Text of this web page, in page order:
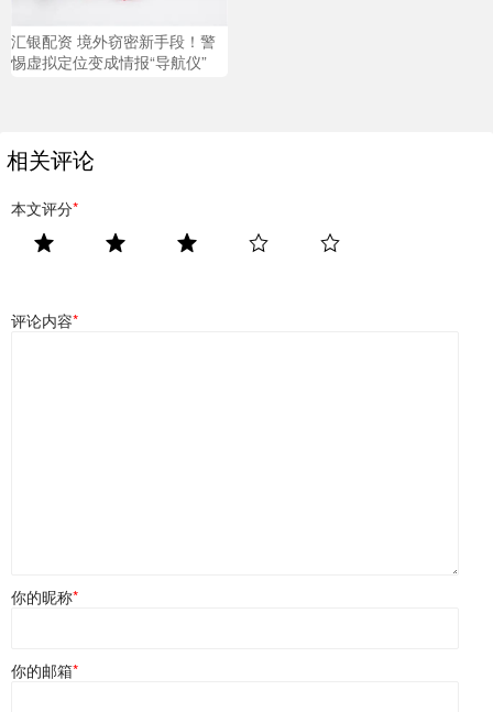
汇银配资 境外窃密新手段！警
惕虚拟定位变成情报“导航仪”
相关评论
本文评分*
评论内容*
你的昵称*
你的邮箱*